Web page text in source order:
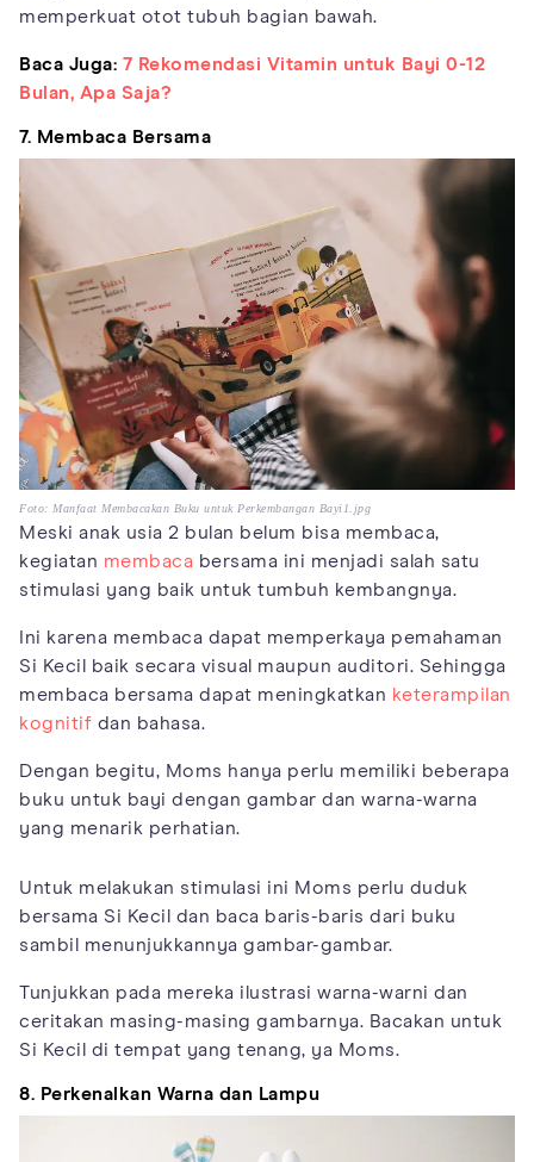
memperkuat otot tubuh bagian bawah.
Baca Juga: 7 Rekomendasi Vitamin untuk Bayi 0-12
Bulan, Apa Saja?
7. Membaca Bersama
Foto: Manfaat Membacakan Buku untuk Perkembangan Bayi1.jpg
Meski anak usia 2 bulan belum bisa membaca,
kegiatan membaca bersama ini menjadi salah satu
stimulasi yang baik untuk tumbuh kembangnya.
Ini karena membaca dapat memperkaya pemahaman
Si Kecil baik secara visual maupun auditori. Sehingga
membaca bersama dapat meningkatkan keterampilan
kognitif dan bahasa.
Dengan begitu, Moms hanya perlu memiliki beberapa
buku untuk bayi dengan gambar dan warna-warna
yang menarik perhatian.
Untuk melakukan stimulasi ini Moms perlu duduk
bersama Si Kecil dan baca baris-baris dari buku
sambil menunjukkannya gambar-gambar.
Tunjukkan pada mereka ilustrasi warna-warni dan
ceritakan masing-masing gambarnya. Bacakan untuk
Si Kecil di tempat yang tenang, ya Moms.
8. Perkenalkan Warna dan Lampu